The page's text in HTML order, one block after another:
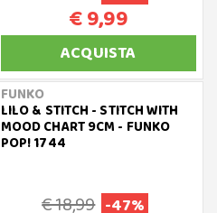
€ 9,99
ACQUISTA
FUNKO
LILO & STITCH - STITCH WITH
MOOD CHART 9CM - FUNKO
POP! 1744
€ 18,99 -47%